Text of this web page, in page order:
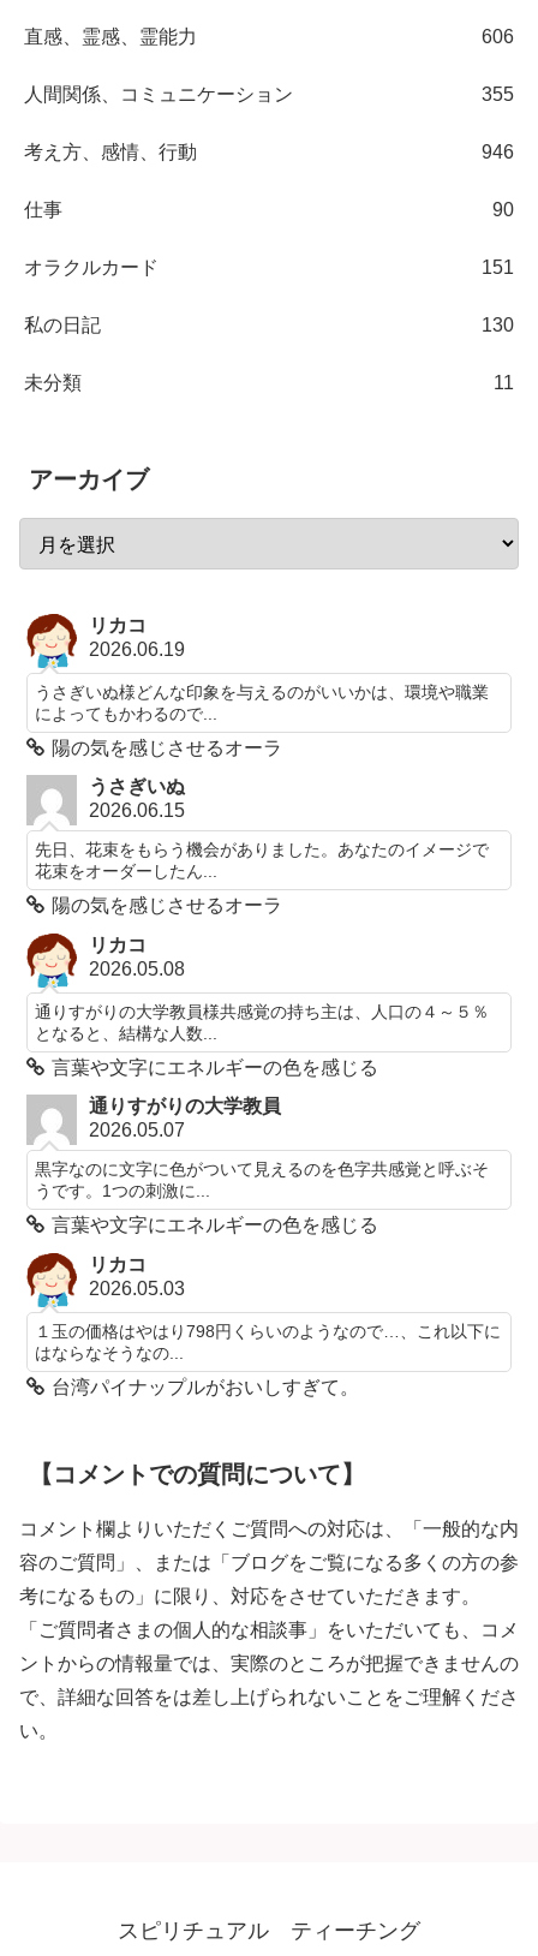
直感、霊感、霊能力 606
人間関係、コミュニケーション 355
考え方、感情、行動 946
仕事 90
オラクルカード 151
私の日記 130
未分類 11
アーカイブ
リカコ
2026.06.19
うさぎいぬ様どんな印象を与えるのがいいかは、環境や職業
によってもかわるので...
陽の気を感じさせるオーラ
うさぎいぬ
2026.06.15
先日、花束をもらう機会がありました。あなたのイメージで
花束をオーダーしたん...
陽の気を感じさせるオーラ
リカコ
2026.05.08
通りすがりの大学教員様共感覚の持ち主は、人口の４～５％
となると、結構な人数...
言葉や文字にエネルギーの色を感じる
通りすがりの大学教員
2026.05.07
黒字なのに文字に色がついて見えるのを色字共感覚と呼ぶそ
うです。1つの刺激に...
言葉や文字にエネルギーの色を感じる
リカコ
2026.05.03
１玉の価格はやはり798円くらいのようなので…、これ以下に
はならなそうなの...
台湾パイナップルがおいしすぎて。
【コメントでの質問について】
コメント欄よりいただくご質問への対応は、「一般的な内
容のご質問」、または「ブログをご覧になる多くの方の参
考になるもの」に限り、対応をさせていただきます。
「ご質問者さまの個人的な相談事」をいただいても、コメ
ントからの情報量では、実際のところが把握できませんの
で、詳細な回答をは差し上げられないことをご理解くださ
い。
スピリチュアル ティーチング